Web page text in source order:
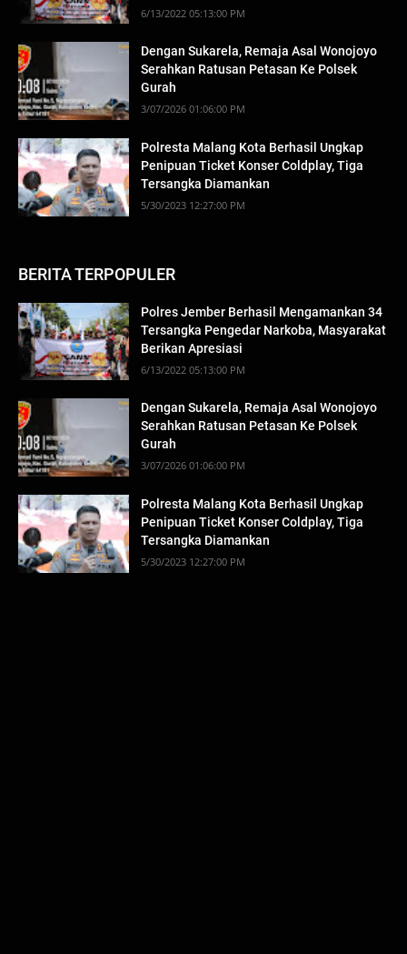
6/13/2022 05:13:00 PM
Dengan Sukarela, Remaja Asal Wonojoyo
Serahkan Ratusan Petasan Ke Polsek
Gurah
3/07/2026 01:06:00 PM
Polresta Malang Kota Berhasil Ungkap
Penipuan Ticket Konser Coldplay, Tiga
Tersangka Diamankan
5/30/2023 12:27:00 PM
BERITA TERPOPULER
Polres Jember Berhasil Mengamankan 34
Tersangka Pengedar Narkoba, Masyarakat
Berikan Apresiasi
6/13/2022 05:13:00 PM
Dengan Sukarela, Remaja Asal Wonojoyo
Serahkan Ratusan Petasan Ke Polsek
Gurah
3/07/2026 01:06:00 PM
Polresta Malang Kota Berhasil Ungkap
Penipuan Ticket Konser Coldplay, Tiga
Tersangka Diamankan
5/30/2023 12:27:00 PM